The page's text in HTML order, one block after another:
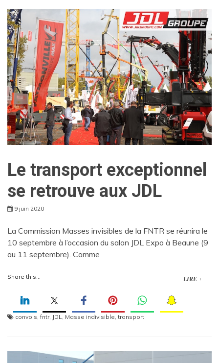
Le transport exceptionnel
se retrouve aux JDL
9 juin 2020
La Commission Masses invisibles de la FNTR se réunira le
10 septembre à l’occasion du salon JDL Expo à Beaune (9
au 11 septembre). Comme
Share this... LIRE +
convois,fntr, JDL, Masse indivisible,transport